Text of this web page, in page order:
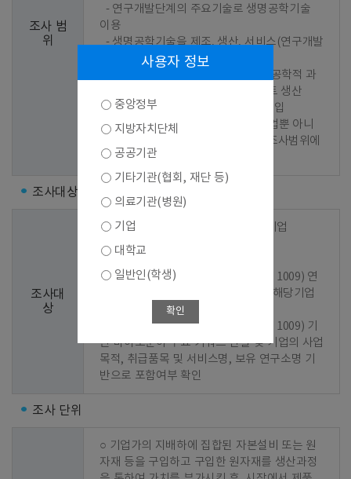
조사 범
위
이용
  - 생명공학기술을 제조, 생산, 서비스(연구개발
서비스 포함)과정에 이용
정에 이용되는 기계, 장비 또는 플랜트 생산
  - 위의 제품을 해당국가에서 직접 수입
※ 위의 활동으로 매출이 발생한 기업뿐 아니
라 연구개발을 추진 중인 기업 역시 조사범위에
포함
조사대상
조사대
상
○ 1차 선정 : 2023년 기준 조사결과 기업
○ 2차 선정 : 신규기업 발굴
  - 1단계 : 바이오산업 분류코드(KS J 1009) 연
계 한국표준산업분류(KSIC) 지정 및 해당기업
반 바이오분야 주요 키워드 선별 및 기업의 사업
목적, 취급품목 및 서비스명, 보유 연구소명 기
반으로 포함여부 확인
조사 단위
○ 기업가의 지배하에 집합된 자본설비 또는 원
자재 등을 구입하고 구입한 원자재를 생산과정
사용자 정보
중앙정부
지방자치단체
공공기관
기타기관(협회, 재단 등)
의료기관(병원)
기업
대학교
일반인(학생)
확인